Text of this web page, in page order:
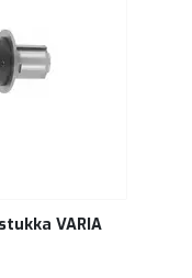
VARIA